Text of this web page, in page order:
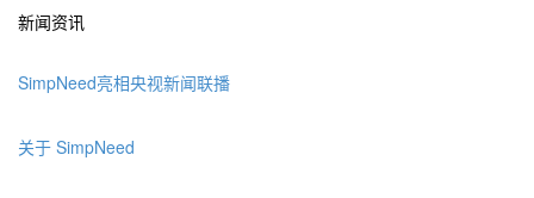
新闻资讯
SimpNeed亮相央视新闻联播
关于 SimpNeed